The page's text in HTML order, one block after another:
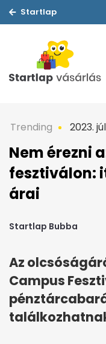
Startlap
Trending 2023.
Nem érezni
fesztiválon:
árai
Startlap Bubba
Az
Campus